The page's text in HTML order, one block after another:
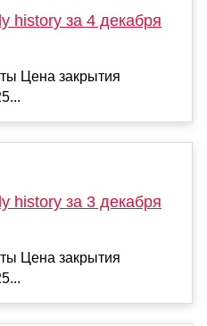
history за 4 декабря
Цена закрытия
history за 3 декабря
Цена закрытия